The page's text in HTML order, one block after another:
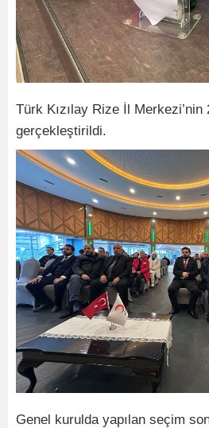
Türk Kızılay Rize İl Merkezi’nin
gerçekleştirildi.
Genel kurulda yapılan seçim